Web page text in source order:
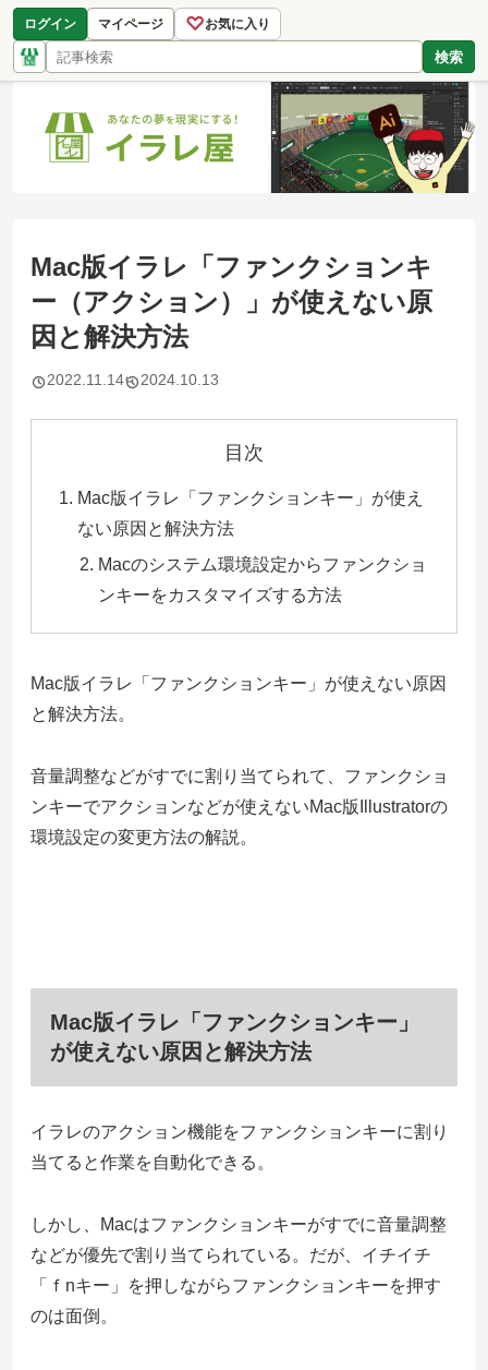
ログイン マイページ ♡お気に入り
検索
Mac版イラレ「ファンクションキ
ー（アクション）」が使えない原
因と解決方法
2022.11.14 2024.10.13
目次
Mac版イラレ「ファンクションキー」が使え
ない原因と解決方法
Macのシステム環境設定からファンクショ
ンキーをカスタマイズする方法
Mac版イラレ「ファンクションキー」が使えない原因
と解決方法。
音量調整などがすでに割り当てられて、ファンクショ
ンキーでアクションなどが使えないMac版Illustratorの
環境設定の変更方法の解説。
Mac版イラレ「ファンクションキー」
が使えない原因と解決方法
イラレのアクション機能をファンクションキーに割り
当てると作業を自動化できる。
しかし、Macはファンクションキーがすでに音量調整
などが優先で割り当てられている。だが、イチイチ
「ｆnキー」を押しながらファンクションキーを押す
のは面倒。